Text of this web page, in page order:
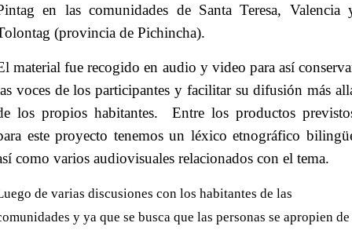
en las comunidades de Santa Teresa, Valencia
(provincia de Pichincha).
material fue recogido en audio y video para así
voces de los participantes y facilitar su difusión más
los propios habitantes. Entre los productos
este proyecto tenemos un léxico etnográfico
como varios audiovisuales relacionados con el tema.
de varias discusiones con los habitantes de las
y ya que se busca que las personas se apropien de